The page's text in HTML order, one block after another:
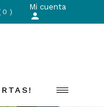
Mi cuenta